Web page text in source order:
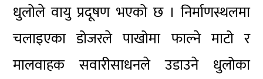
धुलोले वायु प्रदूषण भएको छ । निर्माणस्थलमा
चलाइएका डोजरले पाखोमा फाल्ने माटो र
मालवाहक सवारीसाधनले उडाउने धुलोका